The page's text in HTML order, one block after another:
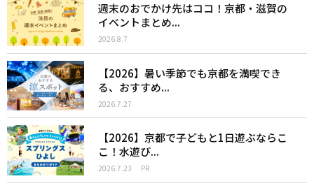
週末のおでかけ先はココ！京都・滋賀の
イベントまとめ...
2026.8.7
【2026】暑い季節でも京都を満喫でき
る、おすすめ...
2026.7.27
【2026】京都で子どもと1日遊ぶならこ
こ！水遊び...
2026.7.23 PR